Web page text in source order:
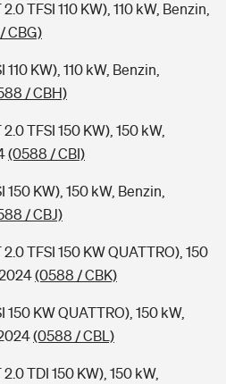
TFSI 110 KW), 110 kW, Benzin,
CBG)
KW), 110 kW, Benzin,
/ CBH)
TFSI 150 KW), 150 kW,
(0588 / CBI)
KW), 150 kW, Benzin,
/ CBJ)
TFSI 150 KW QUATTRO), 150
(0588 / CBK)
150 KW QUATTRO), 150 kW,
(0588 / CBL)
TDI 150 KW), 150 kW,